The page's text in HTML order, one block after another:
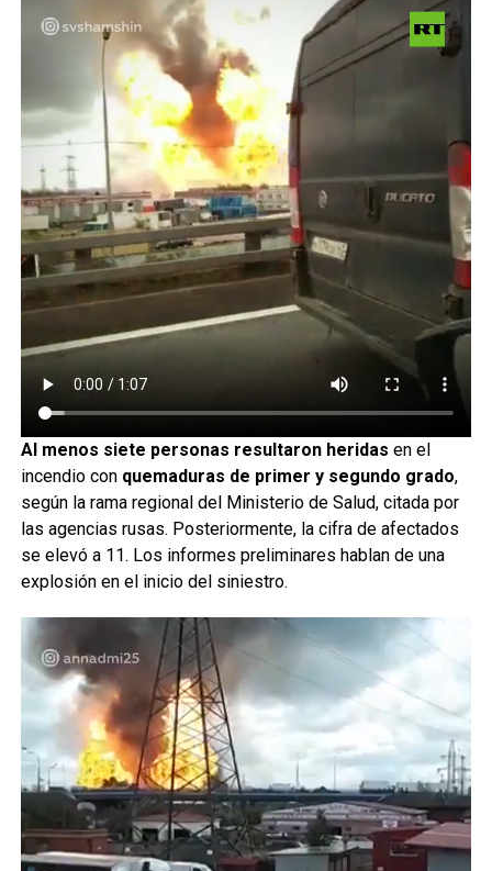
Al menos siete personas resultaron heridas en el
incendio con quemaduras de primer y segundo grado,
según la rama regional del Ministerio de Salud, citada por
las agencias rusas. Posteriormente, la cifra de afectados
se elevó a 11. Los informes preliminares hablan de una
explosión en el inicio del siniestro.